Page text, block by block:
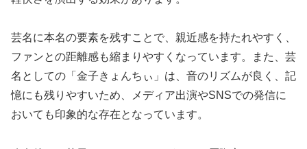
芸名に本名の要素を残すことで、親近感を持たれやすく、
ファンとの距離感も縮まりやすくなっています。また、芸
名としての「金子きょんちぃ」は、音のリズムが良く、記
憶にも残りやすいため、メディア出演やSNSでの発信に
おいても印象的な存在となっています。